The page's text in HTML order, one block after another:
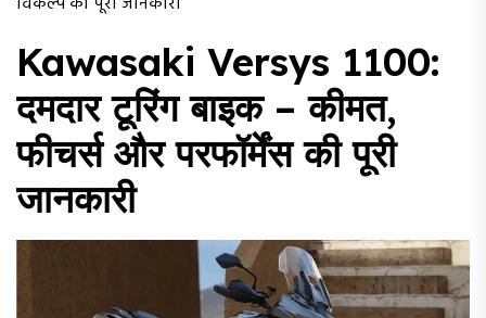
Kawasaki Versys 1100:
दमदार टूरिंग बाइक – कीमत,
फीचर्स और परफॉर्मेंस की पूरी
जानकारी